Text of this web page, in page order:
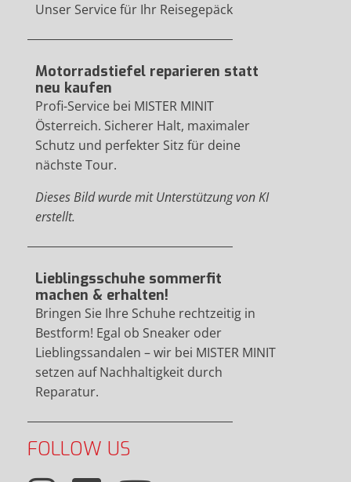
Unser Service für Ihr Reisegepäck
Motorradstiefel reparieren statt
neu kaufen
Profi-Service bei MISTER MINIT
Österreich. Sicherer Halt, maximaler
Schutz und perfekter Sitz für deine
nächste Tour.
Dieses Bild wurde mit Unterstützung von KI
erstellt.
Lieblingsschuhe sommerfit
machen & erhalten!
Bringen Sie Ihre Schuhe rechtzeitig in
Bestform! Egal ob Sneaker oder
Lieblingssandalen – wir bei MISTER MINIT
setzen auf Nachhaltigkeit durch
Reparatur.
FOLLOW US